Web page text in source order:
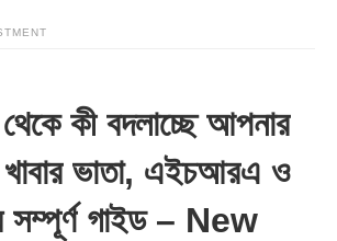
কী বদলাচ্ছে আপনার
ভাতা, এইচআরএ ও
সম্পূর্ণ গাইড – New